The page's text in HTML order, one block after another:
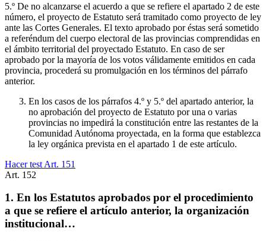
5.º De no alcanzarse el acuerdo a que se refiere el apartado 2 de este
número, el proyecto de Estatuto será tramitado como proyecto de ley
ante las Cortes Generales. El texto aprobado por éstas será sometido
a referéndum del cuerpo electoral de las provincias comprendidas en
el ámbito territorial del proyectado Estatuto. En caso de ser
aprobado por la mayoría de los votos válidamente emitidos en cada
provincia, procederá su promulgación en los términos del párrafo
anterior.
En los casos de los párrafos 4.º y 5.º del apartado anterior, la
no aprobación del proyecto de Estatuto por una o varias
provincias no impedirá la constitución entre las restantes de la
Comunidad Autónoma proyectada, en la forma que establezca
la ley orgánica prevista en el apartado 1 de este artículo.
Hacer test Art. 151
Art. 152
1. En los Estatutos aprobados por el procedimiento
a que se refiere el artículo anterior, la organización
institucional…